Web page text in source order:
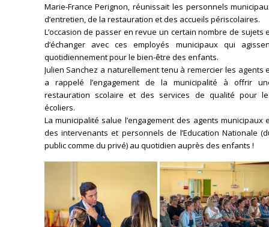
Marie-France Perignon, réunissait les personnels
d’entretien, de la restauration et des accueils périscolaires.
L’occasion de passer en revue un certain nombre de sujets
d’échanger avec ces employés municipaux qui
quotidiennement pour le bien-être des enfants.
Julien Sanchez a naturellement tenu à remercier les agents
a rappelé l’engagement de la municipalité à offrir
restauration scolaire et des services de qualité pour
écoliers.
La municipalité salue l’engagement des agents municipaux
des intervenants et personnels de l’Education Nationale
public comme du privé) au quotidien auprès des enfants !